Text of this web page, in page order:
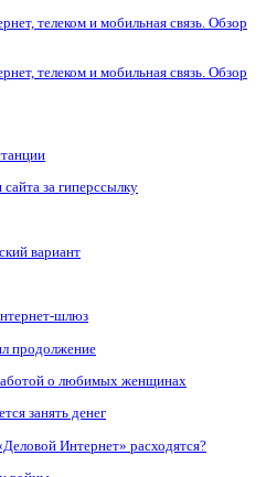
телеком и мобильная связь. Обзор
телеком и мобильная связь. Обзор
за гиперссылку
вариант
шлюз
продолжение
о любимых женщинах
занять денег
Интернет» расходятся?